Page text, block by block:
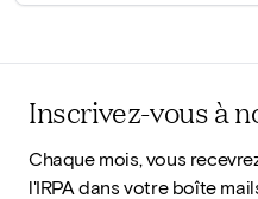
Inscrivez-vous à
Chaque mois, vous
l'IRPA dans votre boîte